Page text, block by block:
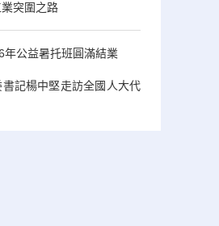
突圍之路
年公益暑托班圓滿結業
記楊中堅走訪全國人大代